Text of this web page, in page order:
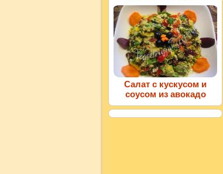
Салат с кускусом и
соусом из авокадо